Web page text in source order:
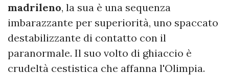
madrileno, la sua è una sequenza
imbarazzante per superiorità, uno spaccato
destabilizzante di contatto con il
paranormale. Il suo volto di ghiaccio è
crudeltà cestistica che affanna l'Olimpia.